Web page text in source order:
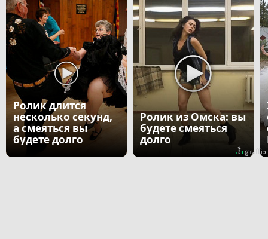
Ролик длится
несколько секунд,
а смеяться вы
будете долго
Ролик из Омска: вы
будете смеяться
долго